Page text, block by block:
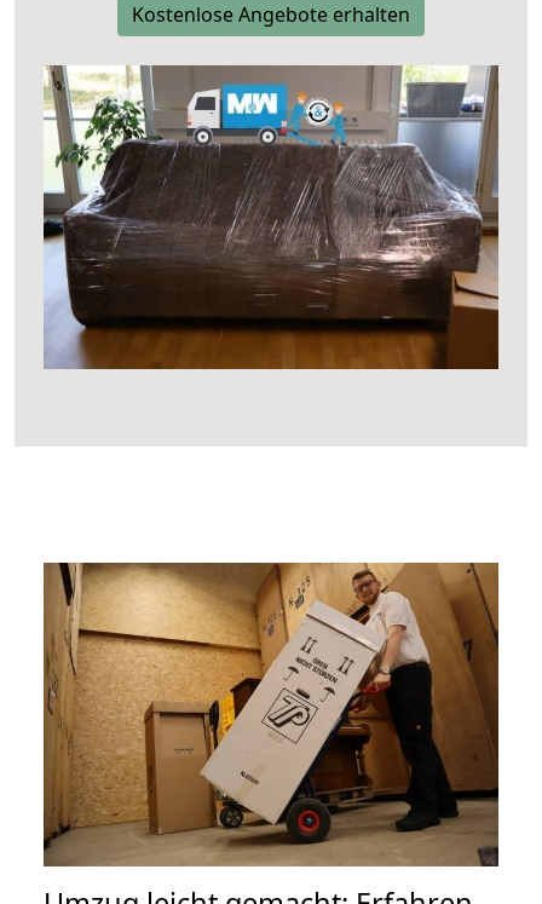
Kostenlose Angebote erhalten